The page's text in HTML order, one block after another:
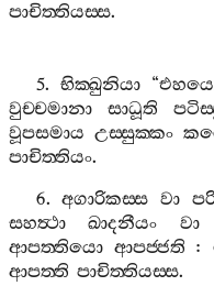
පාචිත‍්තියස‍්ස.
5. භික‍්ඛුනියා“
වුච‍්චමානා
සාධූති
වූපසමාය උස‍්සුක‍්කං
පාචිත‍්තියං.
6.අගාරිකස‍්ස වා
සහත්‍ථා
ඛාදනීයං වා
ආපත‍්තියො ආපජ‍්ජති :
ආපත‍්ති පාචිත‍්තියස‍්ස.